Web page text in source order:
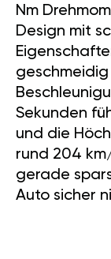
Nm
Design mit
Sekunden
und die
rund 204
gerade
Auto sicher